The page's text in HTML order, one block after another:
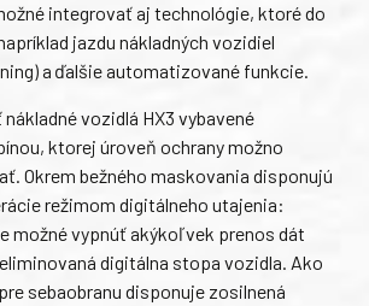
integrovať aj technológie, ktoré do
jazdu nákladných vozidiel
a ďalšie automatizované funkcie.
vozidlá HX3 vybavené
ktorej úroveň ochrany možno
Okrem bežného maskovania disponujú
režimom digitálneho utajenia:
možné vypnúť akýkoľvek prenos dát
digitálna stopa vozidla. Ako
sebaobranu disponuje zosilnená